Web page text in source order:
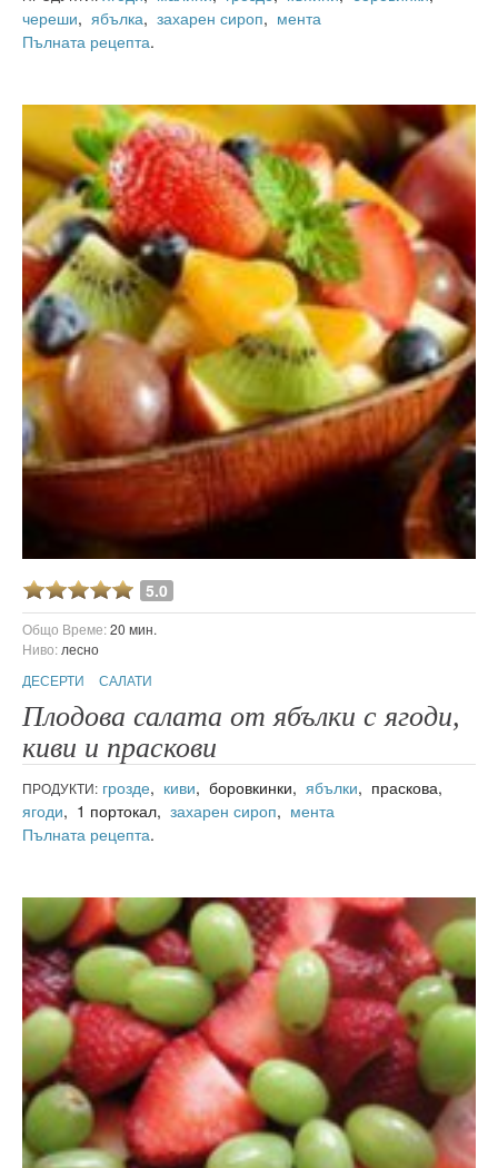
череши, ябълка, захарен сироп, мента
Пълната рецепта.
5.0
Общо Време:20 мин.
Ниво: лесно
ДЕСЕРТИ
САЛАТИ
Плодова салата от ябълки с ягоди,
киви и праскови
ПРОДУКТИ: грозде, киви, боровкинки, ябълки, праскова,
ягоди, 1 портокал, захарен сироп, мента
Пълната рецепта.